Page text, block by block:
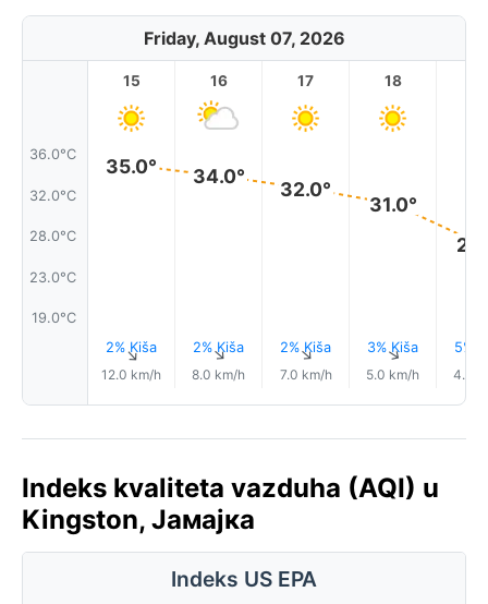
Friday, August 07, 2026
36.0°C
32.0°C
28.0°C
23.0°C
19.0°C
15
35.0°
2% Kiša
↑
12.0 km/h
16
34.0°
2% Kiša
↑
8.0 km/h
17
32.0°
2% Kiša
↑
7.0 km/h
18
31.0°
3% Kiša
↑
5.0 km/h
5%
4.0
Indeks kvaliteta vazduha (AQI) u
Kingston, Јамајка
Indeks US EPA